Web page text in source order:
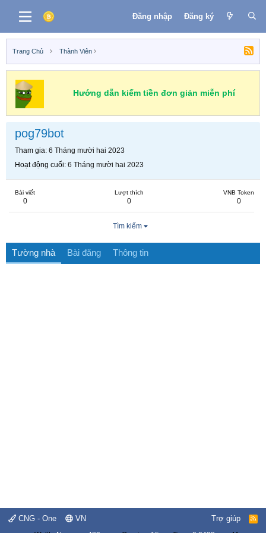
Đăng nhập Đăng ký
Trang Chủ Thành Viên
Hướng dẫn kiếm tiền đơn giản miễn phí
pog79bot
Tham gia 6 Tháng mười hai 2023
Hoạt động cuối 6 Tháng mười hai 2023
Bài viết
0
Lượt thích
0
VNB Token
0
Tìm kiếm
Tường nhà Bài đăng Thông tin
CNG - One VN Trợ giúp
R